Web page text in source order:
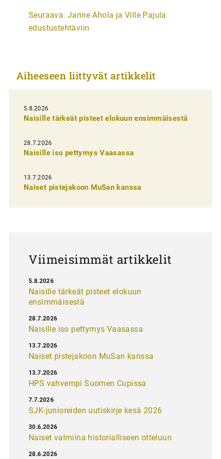
t
i
e
i
e
n
s
e
l
Seuraava: Janne Ahola ja Ville Pajula
edustustehtäviin
Aiheeseen liittyvät artikkelit
5.8.2026
Naisille tärkeät pisteet elokuun ensimmäisestä
28.7.2026
Naisille iso pettymys Vaasassa
13.7.2026
Naiset pistejakoon MuSan kanssa
Viimeisimmät artikkelit
Naisille tärkeät pisteet elokuun
ensimmäisestä
5.8.2026
Naisille iso pettymys Vaasassa
28.7.2026
Naiset pistejakoon MuSan kanssa
13.7.2026
HPS vahvempi Suomen Cupissa
13.7.2026
SJK-junioreiden uutiskirje kesä 2026
7.7.2026
Naiset valmiina historialliseen otteluun
30.6.2026
28.6.2026